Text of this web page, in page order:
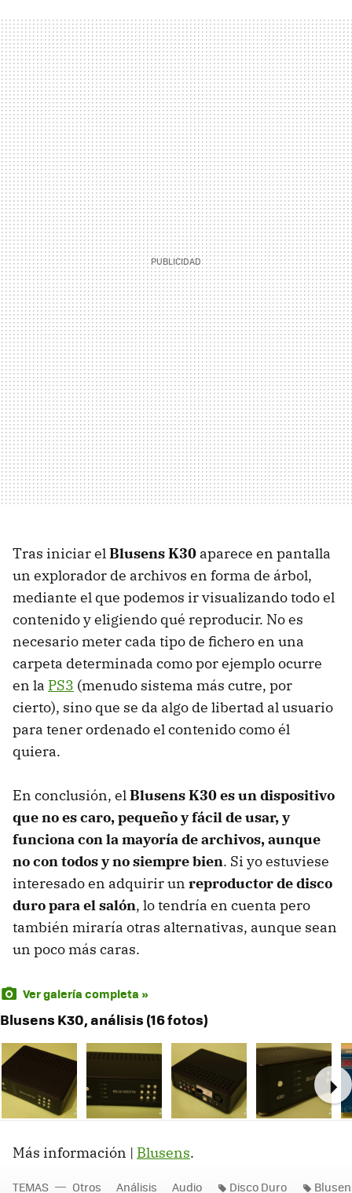
Tras iniciar elBlusens K30 aparece en pantalla
un explorador de archivos en forma de árbol,
mediante el que podemos ir visualizando todo el
contenido y eligiendo qué reproducir. No es
necesario meter cada tipo de fichero en una
carpeta determinada como por ejemplo ocurre
en la PS3 (menudo sistema más cutre, por
cierto), sino que se da algo de libertad al usuario
para tener ordenado el contenido como él
quiera.
En conclusión, elBlusens K30 es un dispositivo
que no es caro, pequeño y fácil de usar, y
funciona con la mayoría de archivos, aunque
no con todos y no siempre bien. Si yo estuviese
interesado en adquirir un reproductor de disco
duro para el salón, lo tendría en cuenta pero
también miraría otras alternativas, aunque sean
un poco más caras.
Ver galería completa »
Blusens K30, análisis (16 fotos)
Más información | Blusens.
TEMAS Otros Análisis Audio Disco Duro